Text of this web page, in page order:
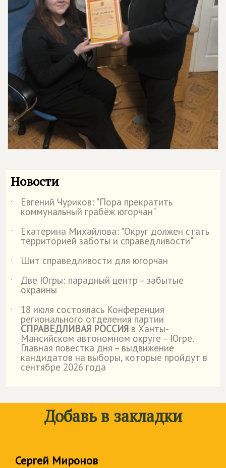
Новости
˙ Евгений Чуриков: "Пора прекратить
коммунальный грабёж югорчан"
˙
Екатерина Михайлова: "Округ должен стать
территорией заботы и справедливости"
˙
Щит справедливости для югорчан
˙
Две Югры: парадный центр – забытые
окраины
˙
18 июля состоялась Конференция
регионального отделения партии
СПРАВЕДЛИВАЯ РОССИЯ в Ханты-
Мансийском автономном округе – Югре.
Главная повестка дня – выдвижение
кандидатов на выборы, которые пройдут в
сентябре 2026 года
Добавь в закладки
Сергей Миронов